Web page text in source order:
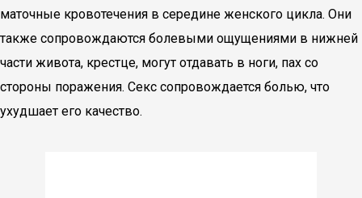
маточные кровотечения в середине женского цикла. Они
также сопровождаются болевыми ощущениями в нижней
части живота, крестце, могут отдавать в ноги, пах со
стороны поражения. Секс сопровождается болью, что
ухудшает его качество.